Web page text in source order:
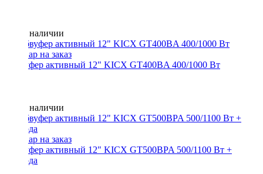
Нет в наличии
Сабвуфер активный 12" KICX GT400BA 400/1000 Вт
Нет в наличии
Сабвуфер активный 12" KICX GT500BPA 500/1100 Вт +
провода